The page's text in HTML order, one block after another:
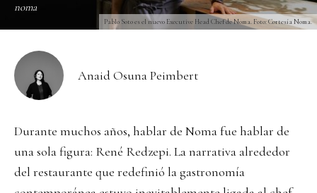
Pablo Soto es el nuevo Executive Head Chef de Noma. Foto: Cortesía Noma.
noma
Anaid Osuna Peimbert
Durante muchos años, hablar de Noma fue hablar de
una sola figura: René Redzepi. La narrativa alrededor
del restaurante que redefinió la gastronomía